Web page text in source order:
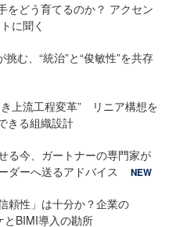
をどう育てるのか？ アクセン
に聞く
む、“統治”と“俊敏性”を共存
上流工程変革” リニア構想を
きる組織設計
る今、ガートナーの専門家が
ダーへ送るアドバイス
NEW
頼性」は十分か？企業の
とBIMI導入の勘所